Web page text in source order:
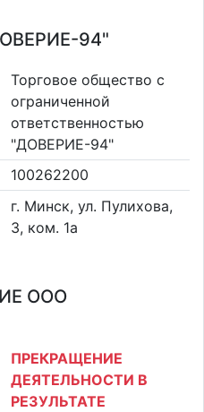
94"
Торговое общество с
ограниченной
ответственностью
"ДОВЕРИЕ-94"
100262200
г. Минск, ул. Пулихова,
3, ком. 1а
ООО
ПРЕКРАЩЕНИЕ
ДЕЯТЕЛЬНОСТИ В
РЕЗУЛЬТАТЕ